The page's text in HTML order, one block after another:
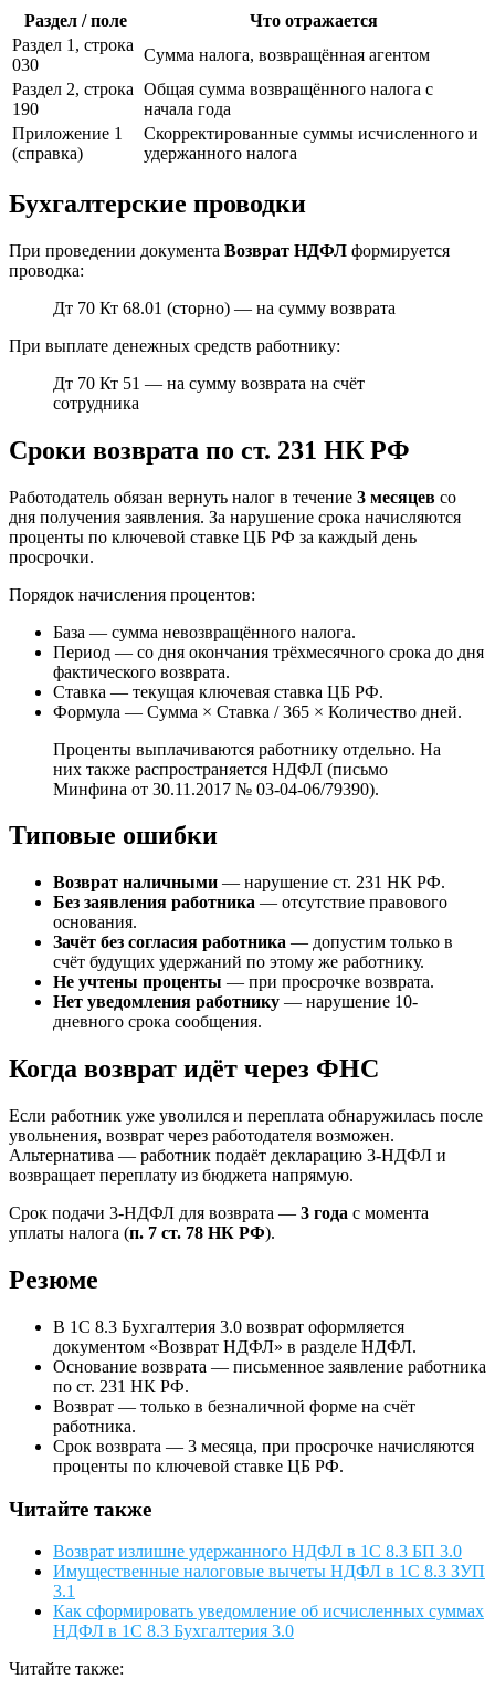
Раздел / поле
Что отражается
Раздел 1, строка
030
Сумма налога, возвращённая агентом
Раздел 2, строка
190
Общая сумма возвращённого налога с
начала года
Приложение 1
(справка)
Скорректированные суммы исчисленного и
удержанного налога
Бухгалтерские проводки
При проведении документа Возврат НДФЛ формируется
проводка:
Дт 70 Кт 68.01 (сторно) — на сумму возврата
При выплате денежных средств работнику:
Дт 70 Кт 51 — на сумму возврата на счёт
сотрудника
Сроки возврата по ст. 231 НК РФ
Работодатель обязан вернуть налог в течение 3 месяцев со
дня получения заявления. За нарушение срока начисляются
проценты по ключевой ставке ЦБ РФ за каждый день
просрочки.
Порядок начисления процентов:
База — сумма невозвращённого налога.
Период — со дня окончания трёхмесячного срока до дня
фактического возврата.
Ставка — текущая ключевая ставка ЦБ РФ.
Формула — Сумма × Ставка / 365 × Количество дней.
Проценты выплачиваются работнику отдельно. На
них также распространяется НДФЛ (письмо
Минфина от 30.11.2017 № 03-04-06/79390).
Типовые ошибки
Возврат наличными — нарушение ст. 231 НК РФ.
Без заявления работника — отсутствие правового
основания.
Зачёт без согласия работника — допустим только в
счёт будущих удержаний по этому же работнику.
Не учтены проценты — при просрочке возврата.
Нет уведомления работнику — нарушение 10-
дневного срока сообщения.
Когда возврат идёт через ФНС
Если работник уже уволился и переплата обнаружилась после
увольнения, возврат через работодателя возможен.
Альтернатива — работник подаёт декларацию 3-НДФЛ и
возвращает переплату из бюджета напрямую.
Срок подачи 3-НДФЛ для возврата — 3 года с момента
уплаты налога (п. 7 ст. 78 НК РФ).
Резюме
В 1С 8.3 Бухгалтерия 3.0 возврат оформляется
документом «Возврат НДФЛ» в разделе НДФЛ.
Основание возврата — письменное заявление работника
по ст. 231 НК РФ.
Возврат — только в безналичной форме на счёт
работника.
Срок возврата — 3 месяца, при просрочке начисляются
проценты по ключевой ставке ЦБ РФ.
Читайте также
Возврат излишне удержанного НДФЛ в 1С 8.3 БП 3.0
Имущественные налоговые вычеты НДФЛ в 1С 8.3 ЗУП
3.1
Как сформировать уведомление об исчисленных суммах
НДФЛ в 1С 8.3 Бухгалтерия 3.0
Читайте также: